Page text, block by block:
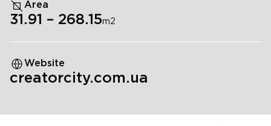
Area
31.91 – 268.15m2
Website
creatorcity.com.ua